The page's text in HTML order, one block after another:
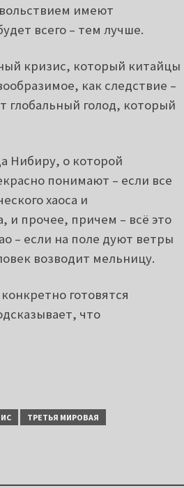
имеют
всего – тем лучше.
кризис, который китайцы
как следствие –
глобальный голод, который
Нибиру, о которой
понимают – если все
хаоса и
и прочее, причем – всё это
– если на поле дуют ветры
возводит мельницу.
готовятся
что
ТРЕТЬЯ МИРОВАЯ